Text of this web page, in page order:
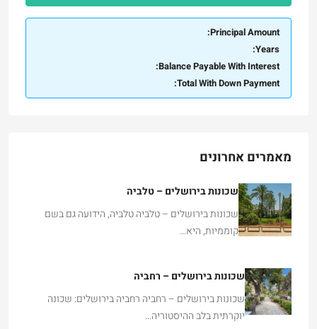
Principal Amount:
Years:
Balance Payable With Interest:
Total With Down Payment:
מאמרים אחרונים
שכונות בירושלים – טלביה
שכונות בירושלים – טלביה טלביה, הידועה גם בשם
קוממיות, היא…
שכונות בירושלים – רחביה
שכונות בירושלים – רחביה רחביה בירושלים: שכונה
יוקרתית בלב ההיסטוריה…